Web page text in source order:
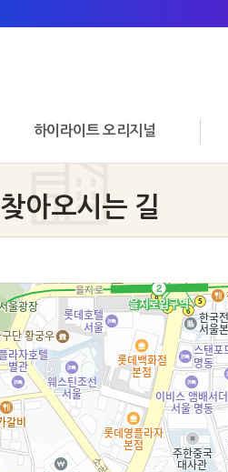
하이라이트 오리지널
찾아오시는 길